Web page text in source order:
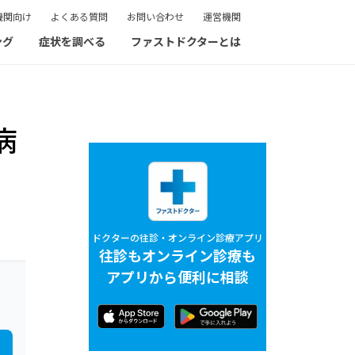
関向け よくある質問 お問い合わせ 運営機関
症状を調べる ファストドクターとは
ドクターの往診・オンライン診療アプリ
往診もオンライン診療も
アプリから便利に相談